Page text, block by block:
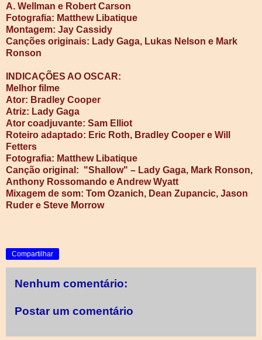
A. Wellman e Robert Carson
Fotografia: Matthew Libatique
Montagem: Jay Cassidy
Canções originais: Lady Gaga, Lukas Nelson e Mark
Ronson
INDICAÇÕES AO OSCAR:
Melhor filme
Ator: Bradley Cooper
Atriz: Lady Gaga
Ator coadjuvante: Sam Elliot
Roteiro adaptado: Eric Roth, Bradley Cooper e Will
Fetters
Fotografia: Matthew Libatique
Canção original: "Shallow" – Lady Gaga, Mark Ronson,
Anthony Rossomando e Andrew Wyatt
Mixagem de som: Tom Ozanich, Dean Zupancic, Jason
Ruder e Steve Morrow
Compartilhar
Nenhum comentário:
Postar um comentário